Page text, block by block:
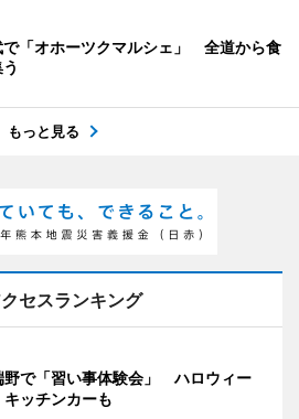
で「オホーツクマルシェ」 全道から食
もっと見る
セスランキング
野で「習い事体験会」 ハロウィー
キッチンカーも